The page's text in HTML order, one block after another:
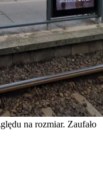
na rozmiar. Zaufało